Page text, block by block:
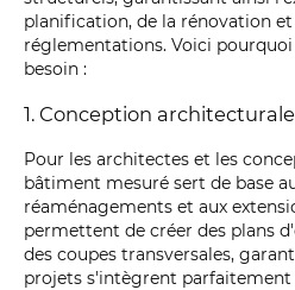
planification, de la rénovation
réglementations. Voici
besoin :
1. Conception
Pour les architectes et les
bâtiment mesuré sert de base
réaménagements et aux
permettent de créer des plans
des coupes transversales,
projets s'intègrent parfaitement